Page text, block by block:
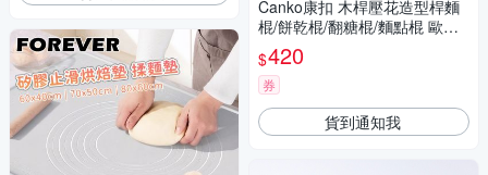
Canko康扣 木桿壓花造型桿麵
棍/餅乾棍/翻糖棍/麵點棍 歐式
窗花
$420
券
貨到通知我